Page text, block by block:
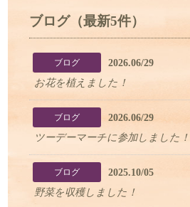
ブログ（最新5件）
ブログ
2026.06/29
お花を植えました！
ブログ
2026.06/29
ツーデーマーチに参加しました！
ブログ
2025.10/05
野菜を収穫しました！